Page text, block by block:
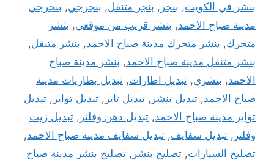
بنشر في الكويت, بنجر , بنجر متنقل, بنجرجي, بنجرجي
مدينة صباح الاحمد, بنشر قريب من موقعي, بنشر
متحرك, بنشر متحرك مدينة صباح الاحمد, بنشر متنقل,
بنشر متنقل مدينة صباح الاحمد, بنشر مدينة صباح
الاحمد, بنشري, تبديل اطارات, تبديل بطاريات مدينة
صباح الاحمد, تبديل بنشر , تبديل تاير , تبديل تواير , تبديل
تواير مدينة صباح الاحمد, تبديل دهن وفلتر , تبديل زيت
وفلتر , تبديل سفايف, تبديل سفايف مدينة صباح الاحمد,
تصليح السيارات, تصليح بنشر , تصليح بنشر مدينة صباح